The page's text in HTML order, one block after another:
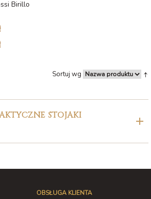
Birillo
Sortuj wg
STOJAKI
OBSŁUGA KLIENTA